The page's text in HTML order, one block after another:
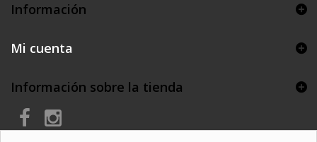
Información
Mi cuenta
Información sobre la tienda